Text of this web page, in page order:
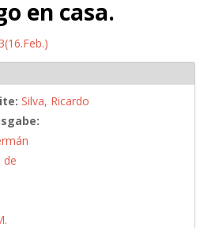
en casa.
Silva, Ricardo
de